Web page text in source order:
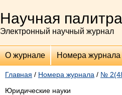
Научная палитра
Электронный научный журнал
О журнале Номера журнала
Главная / Номера журнала / №
Юридические науки